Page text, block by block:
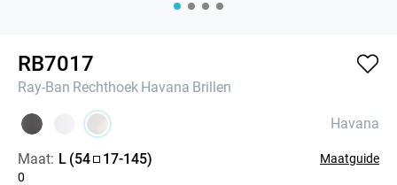
RB7017
Ray-Ban Rechthoek Havana Brillen
Havana
Maat: L (54 17-145)
Maatguide
0